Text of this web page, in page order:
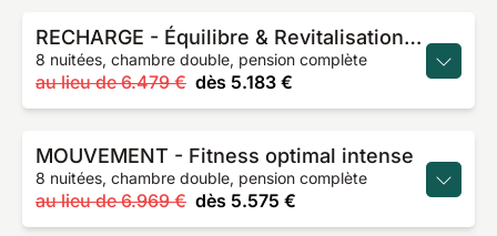
RECHARGE - Équilibre & Revitalisation intense
8 nuitées, chambre double, pension complète
au lieu de 6.479 € dès 5.183 €
MOUVEMENT - Fitness optimal intense
8 nuitées, chambre double, pension complète
au lieu de 6.969 € dès 5.575 €